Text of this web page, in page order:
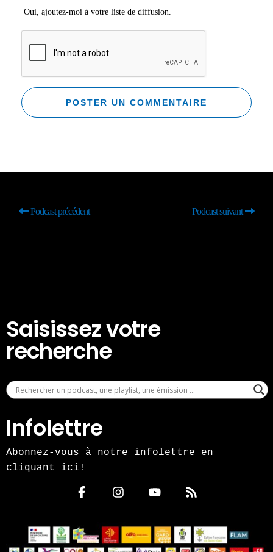
Oui, ajoutez-moi à votre liste de diffusion.
Podcast précédent Podcast suivant
Saisissez votre
recherche
Infolettre
Abonnez-vous à notre infolettre en
cliquant ici!